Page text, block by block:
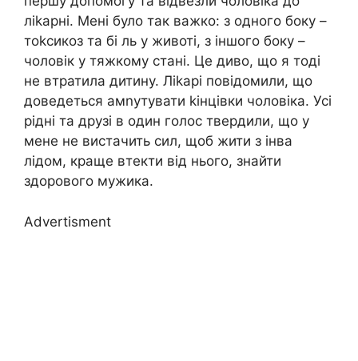
ліkарні. Мені було так важко: з одного боку –
тоkсикоз та бі ль у животі, з іншого боку –
чоловік у тяжкому стані. Це диво, що я тоді
не втратила дитину. Ліkарі повідомили, що
доведеться амnутувати kінцівки чоловіка. Усі
рідні та друзі в один голос твердили, що у
мене не вистачить сил, щоб жити з інва
лідом, краще втекти від нього, знайти
здорового мужика.
Advertisment